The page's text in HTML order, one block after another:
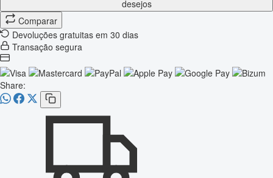
desejos
Comparar
Devoluções gratuitas em 30 dias
Transação segura
Share: